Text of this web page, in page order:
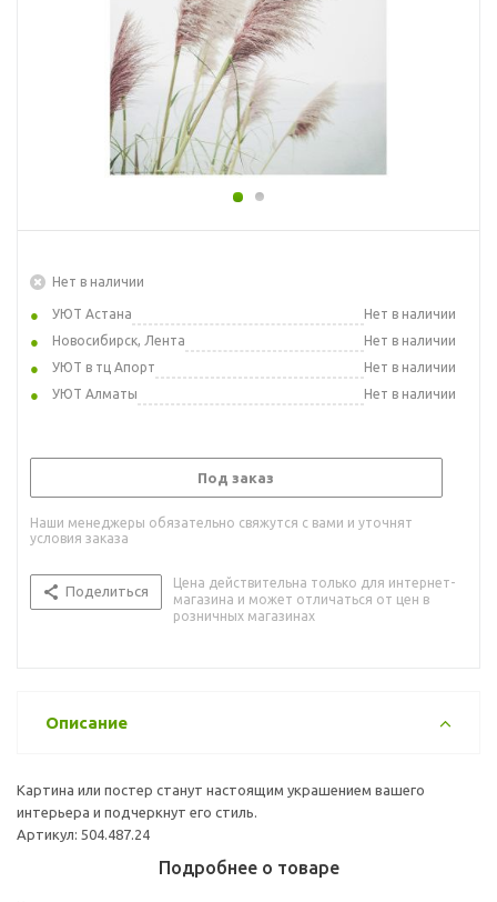
Нет в наличии
УЮТ Астана
Нет в наличии
Новосибирск, Лента
Нет в наличии
УЮТ в тц Апорт
Нет в наличии
УЮТ Алматы
Нет в наличии
Под заказ
Наши менеджеры обязательно свяжутся с вами и уточнят
условия заказа
Поделиться
Цена действительна только для интернет-
магазина и может отличаться от цен в
розничных магазинах
Описание
Картина или постер станут настоящим украшением вашего
интерьера и подчеркнут его стиль.
Артикул: 504.487.24
Подробнее о товаре